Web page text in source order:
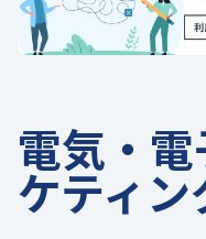
電気・
ケティ